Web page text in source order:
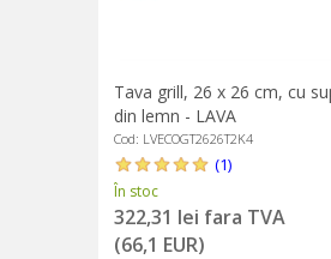
Tava grill, 26 x 26 cm, cu
din lemn - LAVA
Cod: LVECOGT2626T2K4
(1)
În stoc
322,31 lei fara TVA
(66,1 EUR)